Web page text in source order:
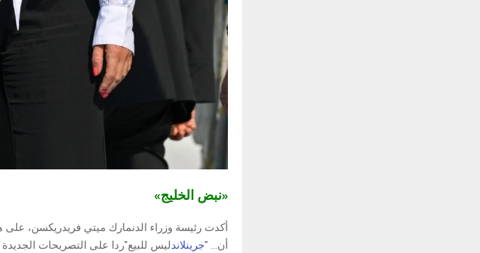
«نبض الخليج»
أكدت رئيسة وزراء الدنمارك ميتي فريدريكسن،
أن… "جرينلاندليس للبيع"ردا على التصريحات الجديدة